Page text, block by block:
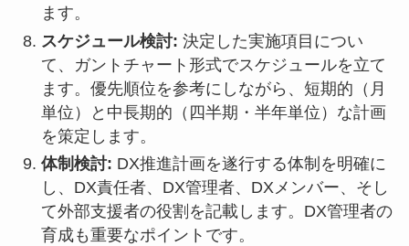
ます。
スケジュール検討: 決定した実施項目につい
て、ガントチャート形式でスケジュールを立て
ます。優先順位を参考にしながら、短期的（月
単位）と中長期的（四半期・半年単位）な計画
を策定します。
体制検討: DX推進計画を遂行する体制を明確に
し、DX責任者、DX管理者、DXメンバー、そし
て外部支援者の役割を記載します。DX管理者の
育成も重要なポイントです。